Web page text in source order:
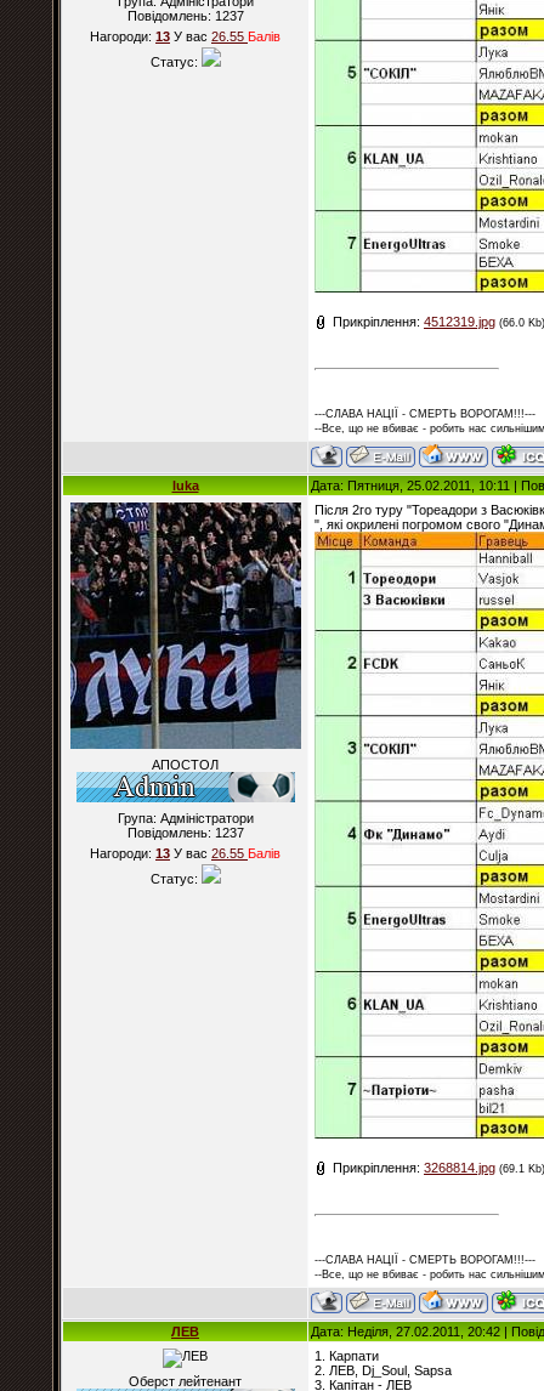
Повідомлень: 1237
Нагороди: 13 У вас 26.55 Балiв
Статус:
Прикріплення: 4512319.jpg (66.0 Kb)
---СЛАВА НАЦІЇ - СМЕРТЬ ВОРОГАМ!!!---
--Все, що не вбиває - робить нас
luka Дата: Пятниця, 25.02.2011, 10:11 |
АПОСТОЛ
Група: Адміністратори
Повідомлень: 1237
Нагороди: 13 У вас 26.55 Балiв
Статус:
Після 2го туру "Тореадори з
", які окрилені погромом свого
Прикріплення: 3268814.jpg (69.1 Kb)
---СЛАВА НАЦІЇ - СМЕРТЬ ВОРОГАМ!!!---
--Все, що не вбиває - робить нас
ЛЕВ Дата: Неділя, 27.02.2011, 20:42 |
Оберст лейтенант
1. Карпати
2. ЛЕВ, Dj_Soul, Sapsa
3. Капітан - ЛЕВ